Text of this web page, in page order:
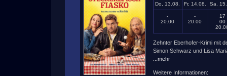
Do, 13.08. Fr, 14.08. Sa,
-
20.00
-
20.00
17
00
Zehnter Eberhofer-Krimi mit
Simon Schwarz und Lisa
...mehr
Weitere Informationen: